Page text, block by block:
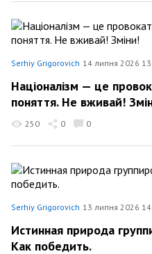
Serhiy Grigorovich 14 липня 2026
Націоналізм — це
поняття. Не вживай!
250 0 0
Serhiy Grigorovich 13 липня 2026
Истинная природа
Как победить.